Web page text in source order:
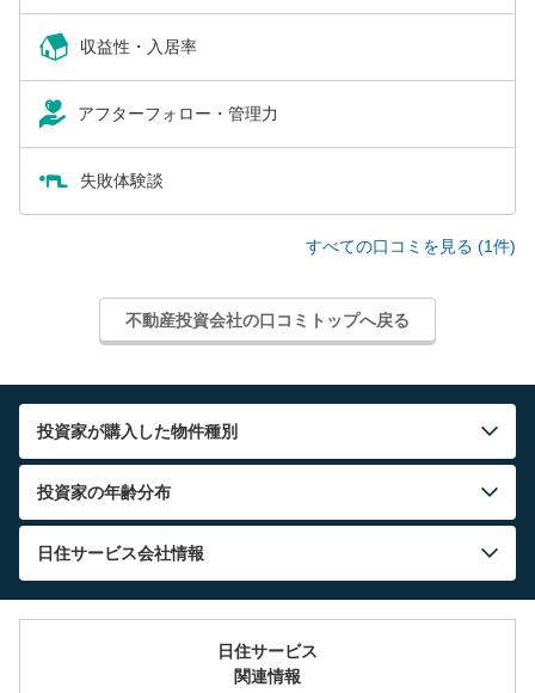
収益性・入居率
アフターフォロー・管理力
失敗体験談
すべての口コミを見る (1件)
不動産投資会社の口コミトップへ戻る
投資家が購入した物件種別
投資家の年齢分布
日住サービス会社情報
日住サービス
関連情報